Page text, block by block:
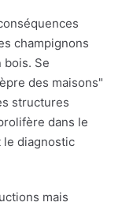
champignons
bois. Se
des maisons"
structures
dans le
le diagnostic
mais